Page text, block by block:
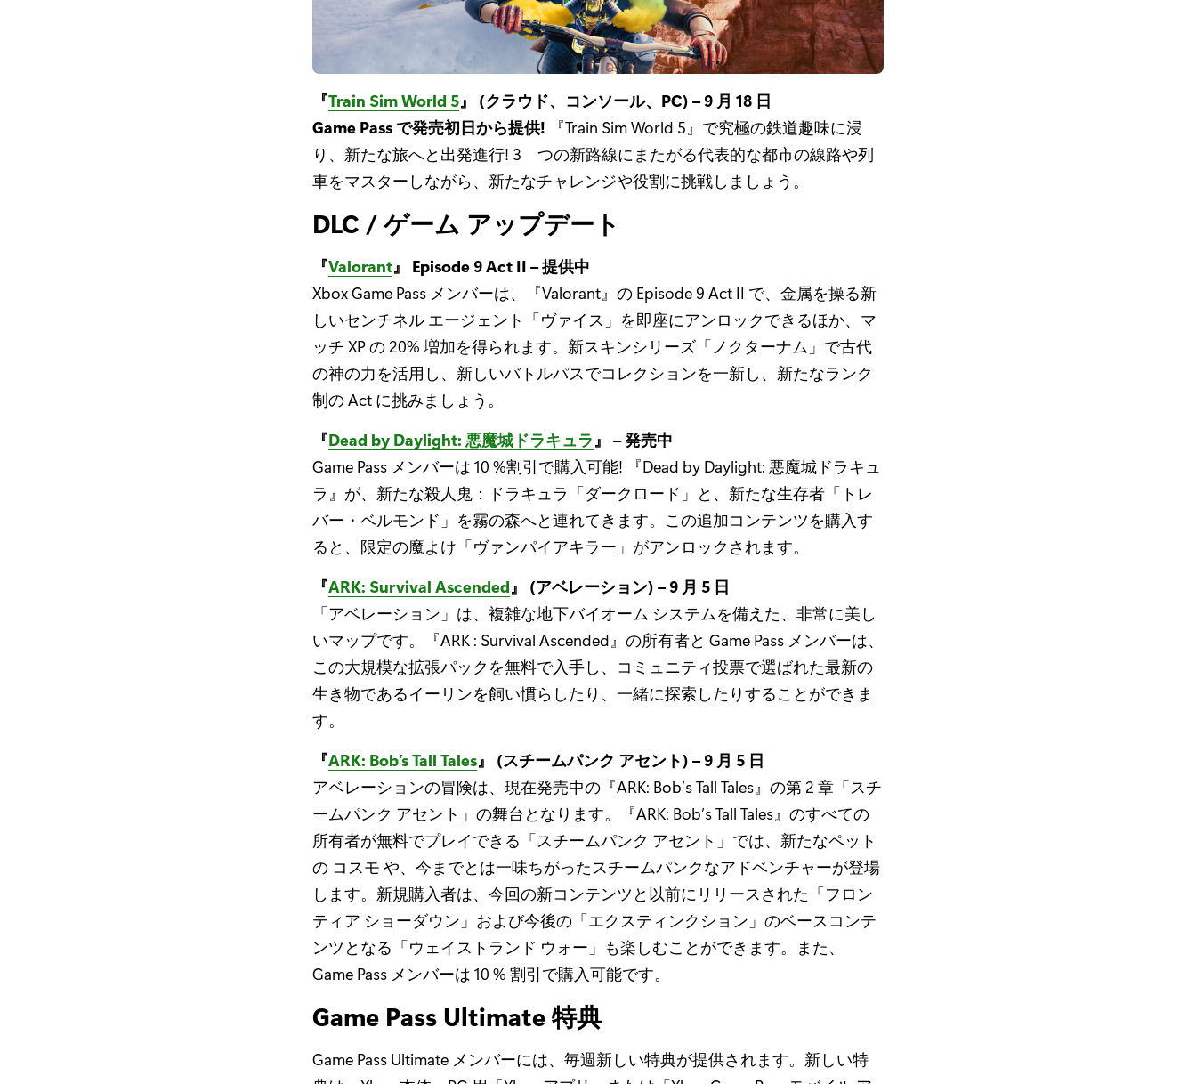
『Train Sim World 5 』 (クラウド、コンソール、PC) – 9 月 18 日
Game Pass で発売初日から提供!
『Train Sim World 5』で究極の鉄道趣味に浸
り、新たな旅へと出発進行! 3 つの新路線にまたがる代表的な都市の線路や列
車をマスターしながら、新たなチャレンジや役割に挑戦しましょう。
DLC / ゲーム アップデート
『Valorant 』 Episode 9 Act II – 提供中
Xbox Game Pass メンバーは、『Valorant』の Episode 9 Act II で、金属を操る新
しいセンチネル エージェント「ヴァイス」を即座にアンロックできるほか、マ
ッチ XP の 20% 増加を得られます。新スキンシリーズ「ノクターナム」で古代
の神の力を活用し、新しいバトルパスでコレクションを一新し、新たなランク
制の Act に挑みましょう。
『Dead by Daylight: 悪魔城ドラキュラ 』 – 発売中
Game Pass メンバーは 10 %割引で購入可能! 『Dead by Daylight: 悪魔城ドラキュ
ラ』が、新たな殺人鬼：ドラキュラ「ダークロード」と、新たな生存者「トレ
バー・ベルモンド」を霧の森へと連れてきます。この追加コンテンツを購入す
ると、限定の魔よけ「ヴァンパイアキラー」がアンロックされます。
『ARK: Survival Ascended 』 (アベレーション) – 9 月 5 日
「アベレーション」は、複雑な地下バイオーム システムを備えた、非常に美し
いマップです。『ARK : Survival Ascended』の所有者と Game Pass メンバーは、
この大規模な拡張パックを無料で入手し、コミュニティ投票で選ばれた最新の
生き物であるイーリンを飼い慣らしたり、一緒に探索したりすることができま
す。
『ARK: Bob’s Tall Tales 』 (スチームパンク アセント) – 9 月 5 日
アベレーションの冒険は、現在発売中の『ARK: Bob’s Tall Tales』の第 2 章「スチ
ームパンク アセント」の舞台となります。『ARK: Bob’s Tall Tales』のすべての
所有者が無料でプレイできる「スチームパンク アセント」では、新たなペット
の コスモ や、今までとは一味ちがったスチームパンクなアドベンチャーが登場
します。新規購入者は、今回の新コンテンツと以前にリリースされた「フロン
ティア ショーダウン」および今後の「エクスティンクション」のベースコンテ
ンツとなる「ウェイストランド ウォー」も楽しむことができます。また、
Game Pass メンバーは 10 % 割引で購入可能です。
Game Pass Ultimate 特典
Game Pass Ultimate メンバーには、毎週新しい特典が提供されます。新しい特